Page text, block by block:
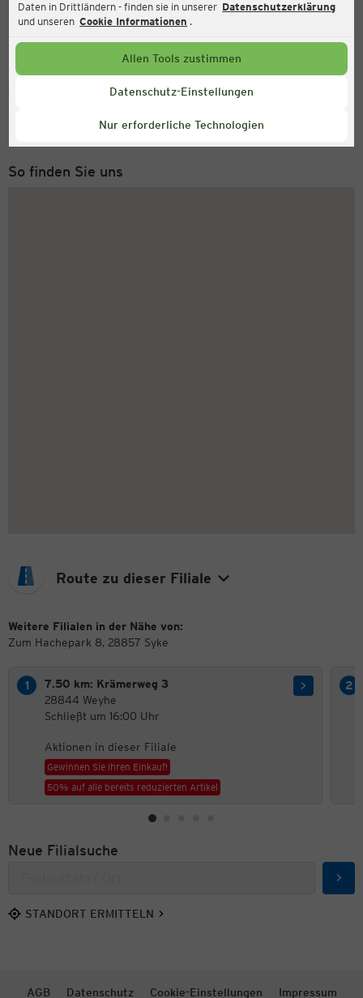
Daten in Drittländern - finden sie in unserer Datenschutzerklärung
und unseren Cookie Informationen .
Allen Tools zustimmen
Datenschutz-Einstellungen
Nur erforderliche Technologien
Aktuell:
Geöffnet
Service Hotline
Montag bis Freitag 8-18 Uhr
So finden Sie uns
Route zu dieser Filiale
Weitere Filialen in der Nähe von:
Zum Hachepark 8, 28857 Syke
7.50 km: Krämerweg 3
28844 Weyhe
Schließt um 16:00 Uhr
Aktionen in dieser Filiale
Gewinnen Sie Ihren Einkauf!
50% auf alle bereits reduzierten Artikel
Neue Filialsuche
STANDORT ERMITTELN
AGB Datenschutz Cookie-Einstellungen Impressum